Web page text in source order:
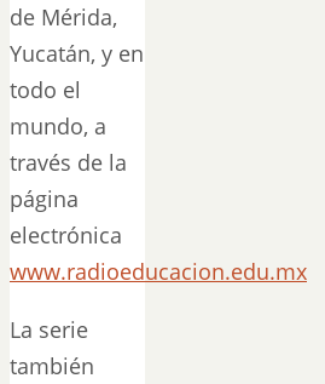
de Mérida,
Yucatán, y en
todo el
mundo, a
través de la
página
electrónica
www.radioeducacion.edu.mx
La serie
también